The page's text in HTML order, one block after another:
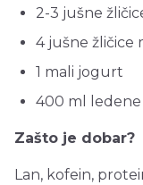
2-3 jušne
4 jušne žličice
1 mali jogurt
400 ml ledene
Zašto je dobar?
Lan, kofein,